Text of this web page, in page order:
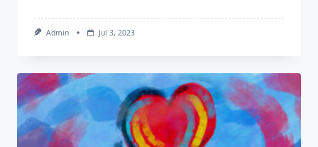
Admin Jul 3, 2023